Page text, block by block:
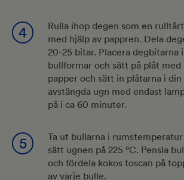
4
Rulla ihop degen som en
med hjälp av pappren. Dela
20-25 bitar. Placera degbitarna i
bullformar och sätt på plåt med
papper och sätt in plåtarna i din
avstängda ugn med endast
på i ca 60 minuter.
5
Ta ut bullarna i
sätt ugnen på 225 °C. Pensla
och fördela kokos toscan på
av varje bulle.